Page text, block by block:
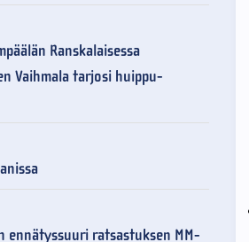
Ranskalaisessa
Vaihmala tarjosi huippu-
ennätyssuuri ratsastuksen MM-